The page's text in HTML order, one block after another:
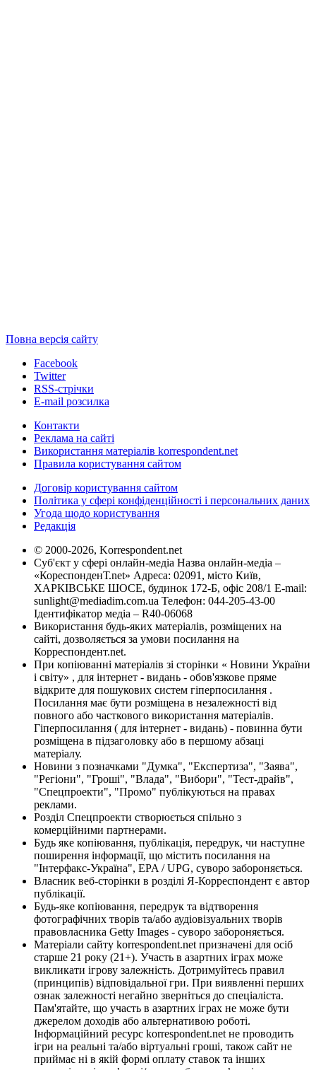
Повна версія сайту
Facebook
Twitter
RSS-стрічки
E-mail розсилка
Контакти
Реклама на сайті
Використання матеріалів korrespondent.net
Правила користування сайтом
Договір користування сайтом
Політика у сфері конфіденційності і персональних даних
Угода щодо користування
Редакція
© 2000-2026, Korrespondent.net
Суб'єкт у сфері онлайн-медіа Назва онлайн-медіа –
«КореспонденТ.net» Адреса: 02091, місто Київ,
ХАРКІВСЬКЕ ШОСЕ, будинок 172-Б, офіс 208/1 E-mail:
sunlight@mediadim.com.ua Телефон: 044-205-43-00
Ідентифікатор медіа – R40-06068
Використання будь-яких матеріалів, розміщених на
сайті, дозволяється за умови посилання на
Корреспондент.net.
При копіюванні матеріалів зі сторінки « Новини України
і світу» , для інтернет - видань - обов'язкове пряме
відкрите для пошукових систем гіперпосилання .
Посилання має бути розміщена в незалежності від
повного або часткового використання матеріалів.
Гіперпосилання ( для інтернет - видань) - повинна бути
розміщена в підзаголовку або в першому абзаці
матеріалу.
Новини з позначками "Думка", "Експертиза", "Заява",
"Регіони", "Гроші", "Влада", "Вибори", "Тест-драйв",
"Спецпроекти", "Промо" публікуються на правах
реклами.
Розділ Спецпроекти створюється спільно з
комерційними партнерами.
Будь яке копіювання, публікація, передрук, чи наступне
поширення інформації, що містить посилання на
"Інтерфакс-Україна", EPA / UPG, суворо забороняється.
Власник веб-сторінки в розділі Я-Корреспондент є автор
публікації.
Будь-яке копіювання, передрук та відтворення
фотографічних творів та/або аудіовізуальних творів
правовласника Getty Images - суворо забороняється.
Матеріали сайту korrespondent.net призначені для осіб
старше 21 року (21+). Участь в азартних іграх може
викликати ігрову залежність. Дотримуйтесь правил
(принципів) відповідальної гри. При виявленні перших
ознак залежності негайно зверніться до спеціаліста.
Пам'ятайте, що участь в азартних іграх не може бути
джерелом доходів або альтернативою роботі.
Інформаційний ресурс korrespondent.net не проводить
ігри на реальні та/або віртуальні гроші, також сайт не
приймає ні в якій формі оплату ставок та інших